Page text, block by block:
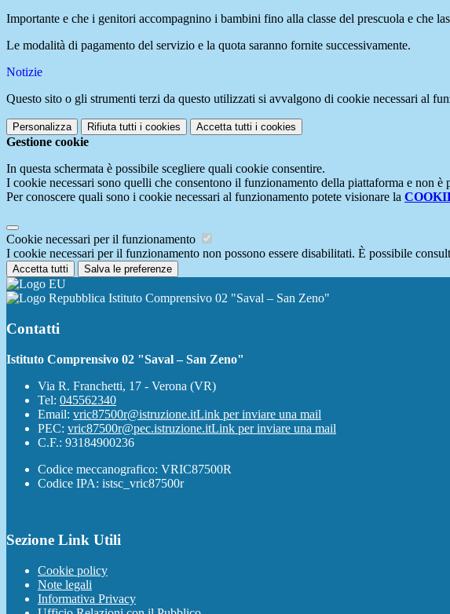
Importante e che i genitori accompagnino i bambini fino alla classe del prescuola e che
Le modalità di pagamento del servizio e la quota saranno fornite successivamente.
Notizie
Questo sito o gli strumenti terzi da questo utilizzati si avvalgono di cookie necessari al
Personalizza Rifiuta tutti i cookies Accetta tutti i cookies
Gestione cookie
In questa schermata è possibile scegliere quali cookie consentire.
I cookie necessari sono quelli che consentono il funzionamento della piattaforma e non è
Per conoscere quali sono i cookie necessari al funzionamento potete visionare la
Cookie necessari per il funzionamento
I cookie necessari per il funzionamento non possono essere disabilitati. È possibile
Accetta tutti Salva le preferenze
Istituto Comprensivo 02 "Saval – San Zeno"
Contatti
Istituto Comprensivo 02 "Saval – San Zeno"
Via R. Franchetti, 17 - Verona (VR)
Tel: 045562340
Email: vric87500r@istruzione.itLink per inviare una mail
PEC: vric87500r@pec.istruzione.itLink per inviare una mail
C.F.: 93184900236
Codice meccanografico: VRIC87500R
Codice IPA: istsc_vric87500r
Sezione Link Utili
Cookie policy
Note legali
Informativa Privacy